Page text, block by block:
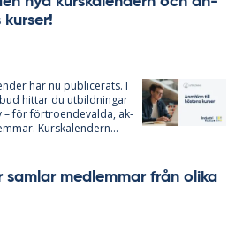
har nu pub­li­ce­ra­ts. I
hit­tar du ut­bild­ning­ar
– för för­tro­en­de­val­da, ak­
Kurska­len­dern...
sam­lar med­lem­mar från oli­ka